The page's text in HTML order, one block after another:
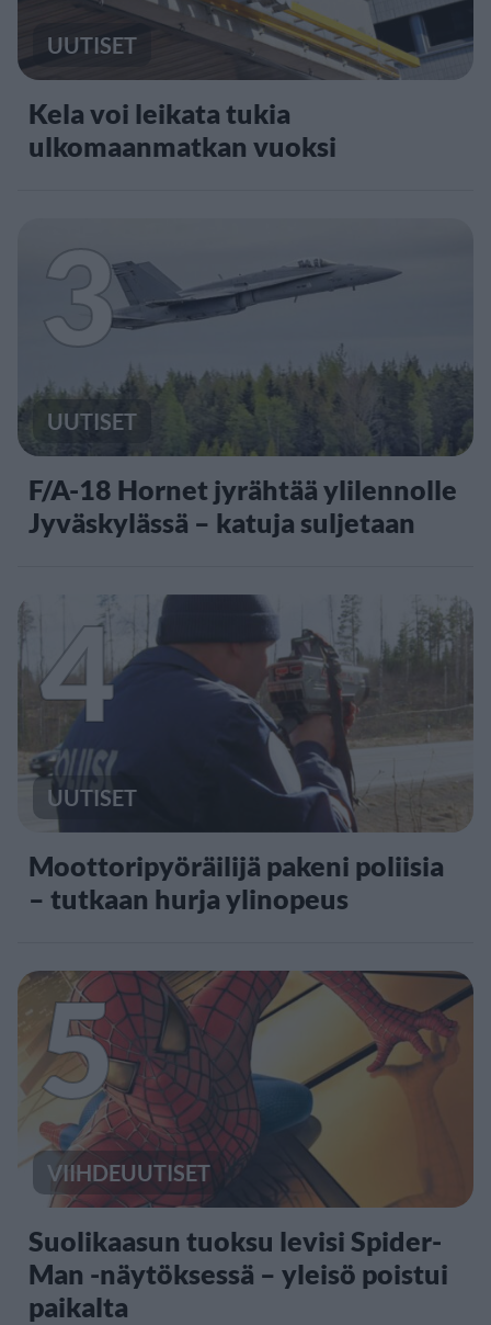
UUTISET
Kela voi leikata tukia
ulkomaanmatkan vuoksi
3
UUTISET
F/A-18 Hornet jyrähtää ylilennolle
Jyväskylässä – katuja suljetaan
4
UUTISET
Moottoripyöräilijä pakeni poliisia
– tutkaan hurja ylinopeus
5
VIIHDEUUTISET
Suolikaasun tuoksu levisi Spider-
Man -näytöksessä – yleisö poistui
paikalta